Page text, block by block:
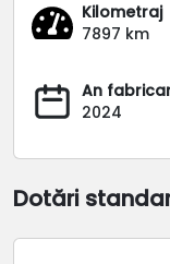
Kilometraj
7897 km
An
2024
Dotări